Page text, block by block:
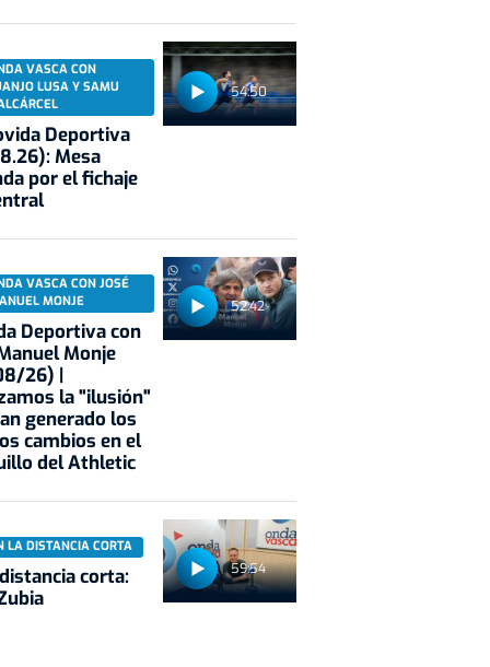
54:50
VASCA CON
LUSA Y SAMU
Deportiva
Mesa
por el fichaje
52:42
VASCA CON JOSÉ
MONJE
Deportiva con
Monje
26) |
la "ilusión"
generado los
cambios en el
del Athletic
59:54
LA DISTANCIA CORTA
corta: